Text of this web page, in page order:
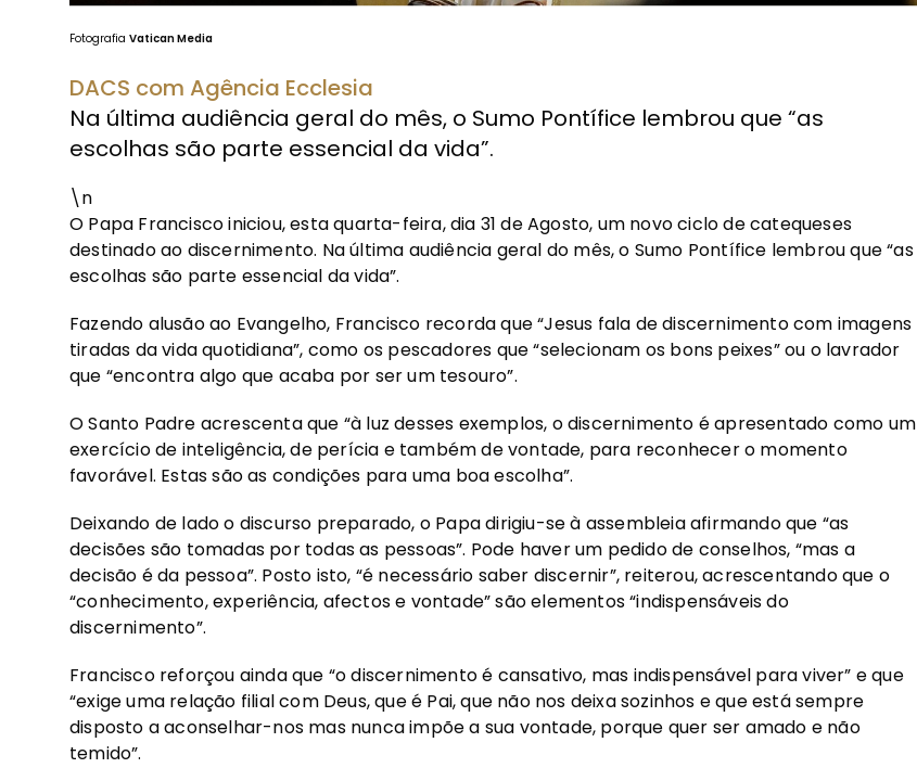
Fotografia Vatican Media
DACS com Agência Ecclesia
Na última audiência geral do mês, o Sumo Pontífice lembrou que “as
escolhas são parte essencial da vida”.
\n
O Papa Francisco iniciou, esta quarta-feira, dia 31 de Agosto, um novo ciclo de catequeses
destinado ao discernimento. Na última audiência geral do mês, o Sumo Pontífice lembrou que “as
escolhas são parte essencial da vida”.
Fazendo alusão ao Evangelho, Francisco recorda que “Jesus fala de discernimento com imagens
tiradas da vida quotidiana”, como os pescadores que “selecionam os bons peixes” ou o lavrador
que “encontra algo que acaba por ser um tesouro”.
O Santo Padre acrescenta que “à luz desses exemplos, o discernimento é apresentado como um
exercício de inteligência, de perícia e também de vontade, para reconhecer o momento
favorável. Estas são as condições para uma boa escolha”.
Deixando de lado o discurso preparado, o Papa dirigiu-se à assembleia afirmando que “as
decisões são tomadas por todas as pessoas”. Pode haver um pedido de conselhos, “mas a
decisão é da pessoa”. Posto isto, “é necessário saber discernir”, reiterou, acrescentando que o
“conhecimento, experiência, afectos e vontade” são elementos “indispensáveis do
discernimento”.
Francisco reforçou ainda que “o discernimento é cansativo, mas indispensável para viver” e que
“exige uma relação filial com Deus, que é Pai, que não nos deixa sozinhos e que está sempre
disposto a aconselhar-nos mas nunca impõe a sua vontade, porque quer ser amado e não
temido”.